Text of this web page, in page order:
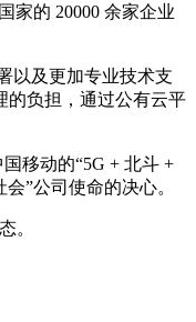
家的 20000 余家企业
以及更加专业技术支
的负担，通过公有云平
移动的“5G + 北斗 +
”公司使命的决心。
。